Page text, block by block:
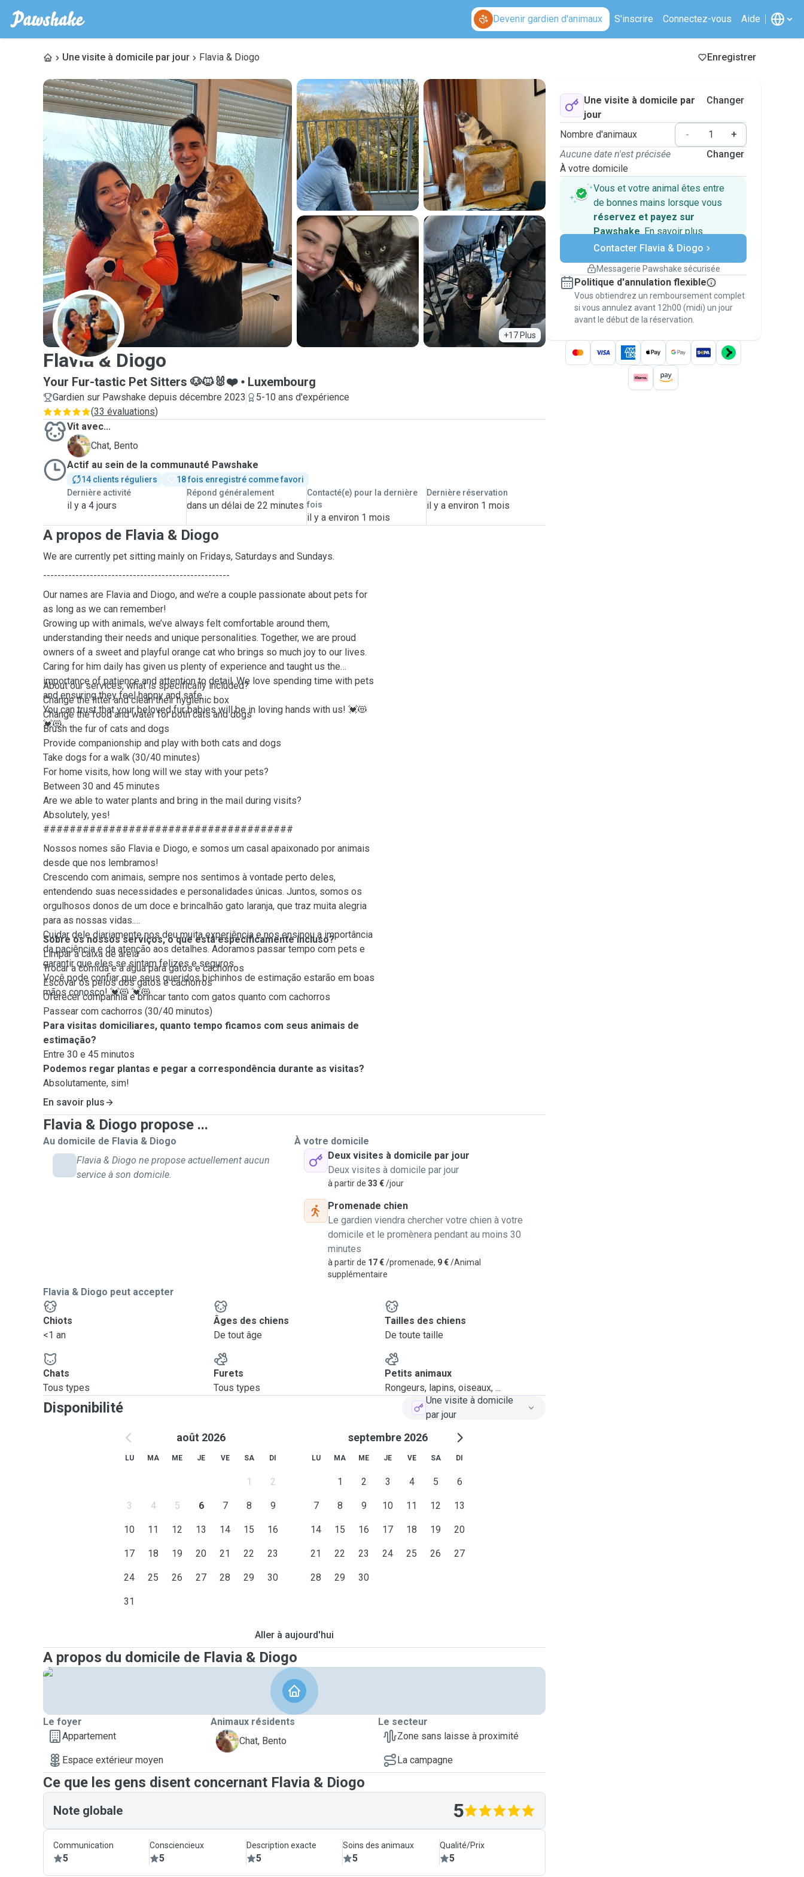
Devenir gardien d'animaux S'inscrire Connectez-vous Aide
Une visite à domicile par jour Flavia & Diogo Enregistrer
+17 Plus
F
Flavia & Diogo
Your Fur-tastic Pet Sitters 🐶🐱🐰❤️ Luxembourg
Gardien sur Pawshake depuis décembre 2023
5-10 ans d'expérience
(33 évaluations)
Vit avec...
B
Chat, Bento
Actif au sein de la communauté Pawshake
14 clients réguliers
18 fois enregistré comme favori
Dernière activité
il y a 4 jours
Répond généralement
dans un délai de 22 minutes
Contacté(e) pour la dernière
fois
il y a environ 1 mois
Dernière réservation
il y a environ 1 mois
A propos de Flavia & Diogo
We are currently pet sitting mainly on Fridays, Saturdays and Sundays.
----------------------------------------------------
Our names are Flavia and Diogo, and we’re a couple passionate about pets for
as long as we can remember!
Growing up with animals, we’ve always felt comfortable around them,
understanding their needs and unique personalities. Together, we are proud
owners of a sweet and playful orange cat who brings so much joy to our lives.
Caring for him daily has given us plenty of experience and taught us the
importance of patience and attention to detail. We love spending time with pets
and ensuring they feel happy and safe.
You can trust that your beloved fur babies will be in loving hands with us! 💓😻
💓😻
About our services, what is specifically included?
Change the litter and clean their hygienic box
Change the food and water for both cats and dogs
Brush the fur of cats and dogs
Provide companionship and play with both cats and dogs
Take dogs for a walk (30/40 minutes)
For home visits, how long will we stay with your pets?
Between 30 and 45 minutes
Are we able to water plants and bring in the mail during visits?
Absolutely, yes!
######################################
Nossos nomes são Flavia e Diogo, e somos um casal apaixonado por animais
desde que nos lembramos!
Crescendo com animais, sempre nos sentimos à vontade perto deles,
entendendo suas necessidades e personalidades únicas. Juntos, somos os
orgulhosos donos de um doce e brincalhão gato laranja, que traz muita alegria
para as nossas vidas.
Cuidar dele diariamente nos deu muita experiência e nos ensinou a importância
da paciência e da atenção aos detalhes. Adoramos passar tempo com pets e
garantir que eles se sintam felizes e seguros.
Você pode confiar que seus queridos bichinhos de estimação estarão em boas
mãos conosco! 💓😻 💓😻
Sobre os nossos serviços, o que está especificamente incluso?
Limpar a caixa de areia
Trocar a comida e a água para gatos e cachorros
Escovar os pelos dos gatos e cachorros
Oferecer companhia e brincar tanto com gatos quanto com cachorros
Passear com cachorros (30/40 minutos)
Para visitas domiciliares, quanto tempo ficamos com seus animais de
estimação?
Entre 30 e 45 minutos
Podemos regar plantas e pegar a correspondência durante as visitas?
Absolutamente, sim!
En savoir plus
Flavia & Diogo propose ...
Au domicile de Flavia & Diogo
Flavia & Diogo ne propose actuellement aucun
service à son domicile.
À votre domicile
Deux visites à domicile par jour
Deux visites à domicile par jour
à partir de 33 €/jour
Promenade chien
Le gardien viendra chercher votre chien à votre
domicile et le promènera pendant au moins 30
minutes
à partir de 17 €/promenade, 9 €/Animal
supplémentaire
Flavia & Diogo peut accepter
Chiots
<1 an
Âges des chiens
De tout âge
Tailles des chiens
De toute taille
Chats
Tous types
Furets
Tous types
Petits animaux
Rongeurs, lapins, oiseaux, ...
Disponibilité
Une visite à domicile
par jour
août 2026
LU MA ME JE VE SA DI
1 2
3 4 5 6 7 8 9
10 11 12 13 14 15 16
17 18 19 20 21 22 23
24 25 26 27 28 29 30
31
septembre 2026
LU MA ME JE VE SA DI
1 2 3 4 5 6
7 8 9 10 11 12 13
14 15 16 17 18 19 20
21 22 23 24 25 26 27
28 29 30
Aller à aujourd'hui
A propos du domicile de Flavia & Diogo
Le foyer
Appartement
Espace extérieur moyen
Animaux résidents
B
Chat, Bento
Le secteur
Zone sans laisse à proximité
La campagne
Ce que les gens disent concernant Flavia & Diogo
Note globale 5
Communication
5
Consciencieux
5
Description exacte
5
Soins des animaux
5
Qualité/Prix
5
Une visite à domicile par
jour
Changer
Nombre d'animaux -
+
Aucune date n'est précisée
À votre domicile
Changer
Vous et votre animal êtes entre
de bonnes mains lorsque vous
réservez et payez sur
Pawshake. En savoir plus
Paiements sécurisés
Assistance en cas de
Réservations couvertes par
nos garanties
Gardez tout sur Pawshake (du premier
message au paiement) pour bénéficier de la
Garantie Pawshake.
Contacter Flavia & Diogo
Messagerie Pawshake sécurisée
Politique d'annulation flexible
Vous obtiendrez un remboursement complet
si vous annulez avant 12h00 (midi) un jour
avant le début de la réservation.